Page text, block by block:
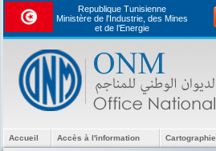
Republique Tunisienne
Ministère de l'Industrie, des Mines
et de l’Energie
Accueil Accès à l'information Cartographie